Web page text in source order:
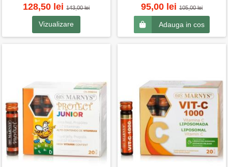
128,50 lei143,00 lei
Vizualizare
95,00 lei105,00 lei
Adauga in cos